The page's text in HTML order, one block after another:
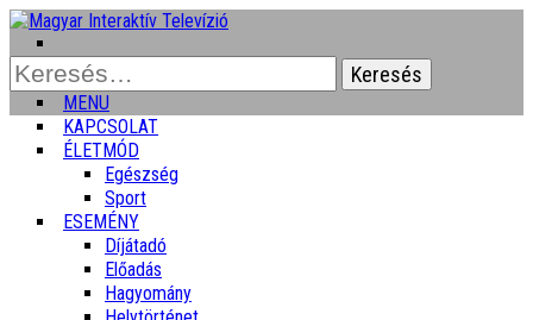
Keresés:
MENU
KAPCSOLAT
ÉLETMÓD
Egészség
Sport
ESEMÉNY
Díjátadó
Előadás
Hagyomány